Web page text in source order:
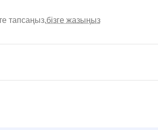
тапсаңыз,бізге жазыңыз